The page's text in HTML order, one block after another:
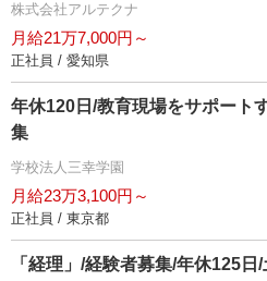
株式会社アルテクナ
月給21万7,000円～
正社員 / 愛知県
年休120日/教育現場をサポート
集
学校法人三幸学園
月給23万3,100円～
正社員 / 東京都
「経理」/経験者募集/年休125